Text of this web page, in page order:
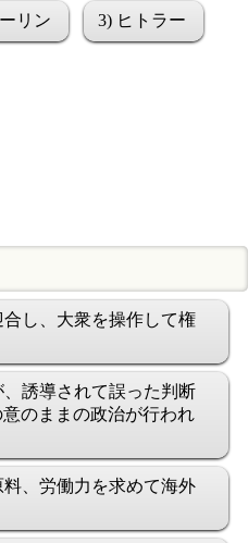
リン 3) ヒトラー
し、大衆を操作して権
誘導されて誤った判断
のままの政治が行われ
、労働力を求めて海外